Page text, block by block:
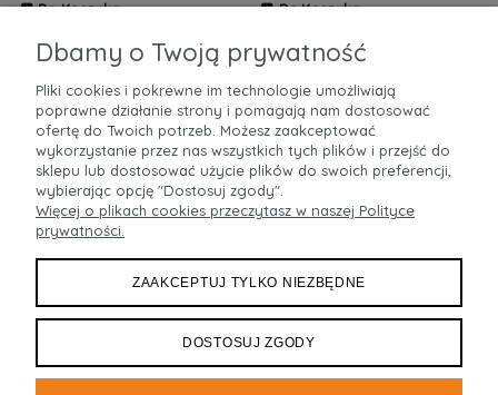
Do Koszyka Do Koszyka
POMOC
MOJE KONTO
INFORMACJE
O NAS
Dbamy o Twoją prywatność
Pliki cookies i pokrewne im technologie umożliwiają
poprawne działanie strony i pomagają nam dostosować
ofertę do Twoich potrzeb. Możesz zaakceptować
wykorzystanie przez nas wszystkich tych plików i przejść do
sklepu lub dostosować użycie plików do swoich preferencji,
wybierając opcję "Dostosuj zgody".
Więcej o plikach cookies przeczytasz w naszej Polityce
prywatności.
ZAAKCEPTUJ TYLKO NIEZBĘDNE
DOSTOSUJ ZGODY